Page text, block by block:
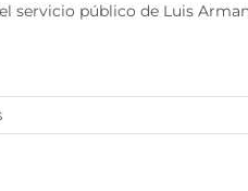
servicio público de Luis
en
NYT